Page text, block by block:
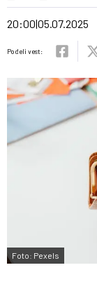
20:00 05.07.2025
Podeli vest:
Foto: Pexels